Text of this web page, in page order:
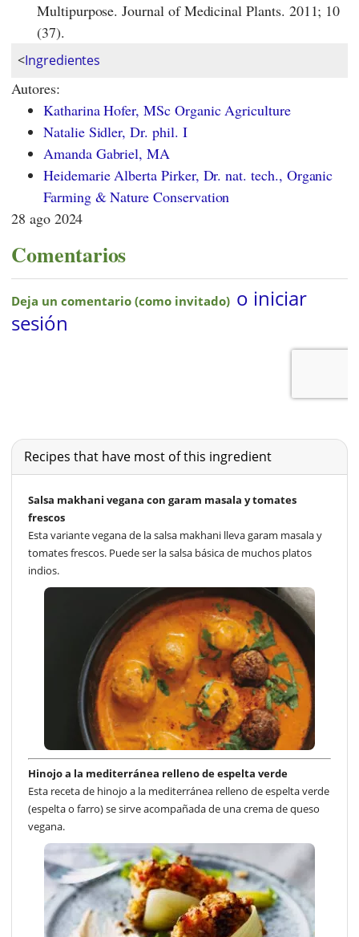
Multipurpose. Journal of Medicinal Plants. 2011; 10
(37).
<Ingredientes
Autores:
Katharina Hofer, MSc Organic Agriculture
Natalie Sidler, Dr. phil. I
Amanda Gabriel, MA
Heidemarie Alberta Pirker, Dr. nat. tech., Organic
Farming & Nature Conservation
28 ago 2024
Comentarios
Recipes that have most of this ingredient
Salsa makhani vegana con garam masala y tomates
frescos
Esta variante vegana de la salsa makhani lleva garam masala y
tomates frescos. Puede ser la salsa básica de muchos platos
indios.
Hinojo a la mediterránea relleno de espelta verde
Esta receta de hinojo a la mediterránea relleno de espelta verde
(espelta o farro) se sirve acompañada de una crema de queso
vegana.